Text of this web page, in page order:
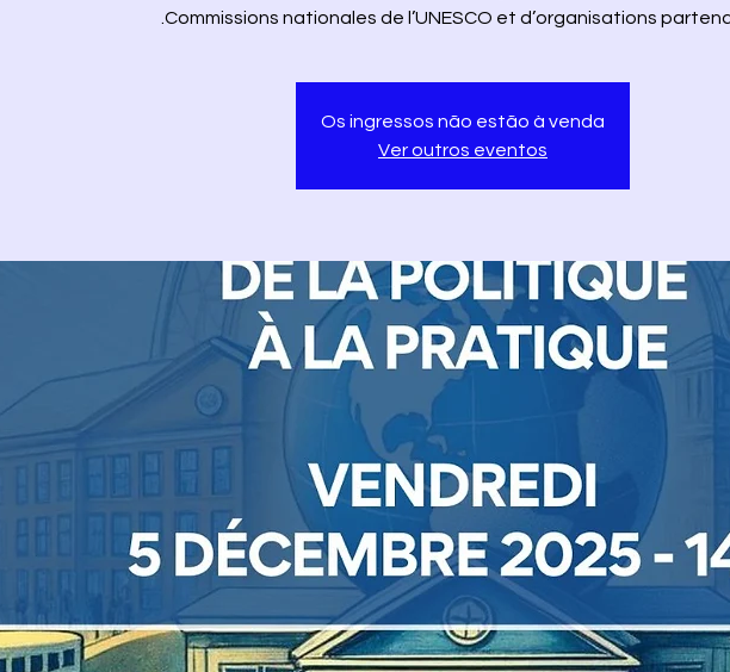
Commissions nationales de l’UNESCO et d’organisations
Os ingressos não estão à venda
Ver outros eventos